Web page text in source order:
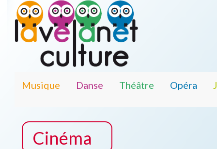
Musique Danse Théâtre Opéra
Cinéma